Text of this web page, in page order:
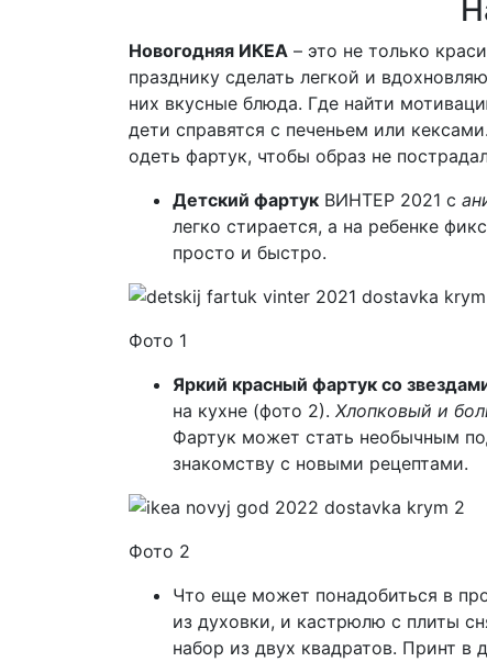
Новогодняя ИКЕА – это не только
празднику сделать легкой и
них вкусные блюда. Где найти
дети справятся с печеньем или
одеть фартук, чтобы образ не
Детский фартук ВИНТЕР 2021 с
легко стирается, а на ребенке
просто и быстро.
Фото 1
Яркий красный фартук со
на кухне (фото 2). Хлопковый и
Фартук может стать необычным
знакомству с новыми рецептами.
Фото 2
Что еще может понадобиться в
из духовки, и кастрюлю с плиты
набор из двух квадратов. Принт в